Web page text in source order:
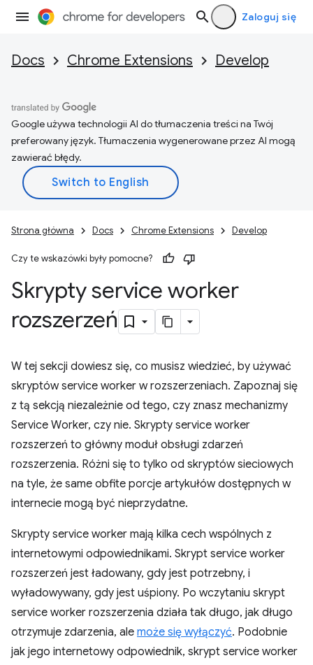
Zaloguj się
Docs Chrome Extensions Develop
Google używa technologii AI do tłumaczenia treści na Twój
preferowany język. Tłumaczenia wygenerowane przez AI mogą
zawierać błędy.
Strona główna Docs Chrome Extensions Develop
Czy te wskazówki były pomocne?
Skrypty service worker
rozszerzeń
W tej sekcji dowiesz się, co musisz wiedzieć, by używać
skryptów service worker w rozszerzeniach. Zapoznaj się
z tą sekcją niezależnie od tego, czy znasz mechanizmy
Service Worker, czy nie. Skrypty service worker
rozszerzeń to główny moduł obsługi zdarzeń
rozszerzenia. Różni się to tylko od skryptów sieciowych
na tyle, że same obfite porcje artykułów dostępnych w
internecie mogą być nieprzydatne.
Skrypty service worker mają kilka cech wspólnych z
internetowymi odpowiednikami. Skrypt service worker
rozszerzeń jest ładowany, gdy jest potrzebny, i
wyładowywany, gdy jest uśpiony. Po wczytaniu skrypt
service worker rozszerzenia działa tak długo, jak długo
otrzymuje zdarzenia, ale może się wyłączyć. Podobnie
jak jego internetowy odpowiednik, skrypt service worker